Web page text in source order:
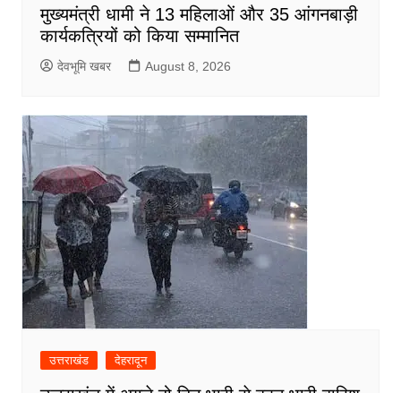
मुख्यमंत्री धामी ने 13 महिलाओं और 35 आंगनबाड़ी
कार्यकत्रियों को किया सम्मानित
देवभूमि खबर August 8, 2026
उत्तराखंड देहरादून